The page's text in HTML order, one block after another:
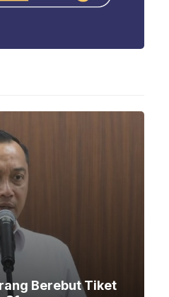
Berebut Tiket